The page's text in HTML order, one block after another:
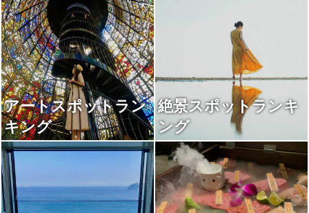
アートスポットラン
キング
絶景スポットランキ
ング